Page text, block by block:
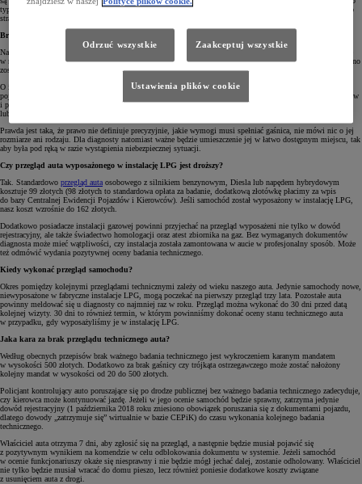
typu problem i uzna, że nie uda się go usunąć w warsztacie, może zatrzymać nasz dowód rejestracyjny, a auto
straci prawo do poruszania się po drogach publicznych.
Brak gaśnicy, brak przeglądu samochodu?
Na pozytywny wynik przeglądu ma wpływ nie tylko stan techniczny naszego samochodu, ale także to, co się
w nim znajduje. Przygotowując się do wizyty, warto również pamiętać o tym, że każde auto w Polsce powinno
zostać wyposażone w trójkąt ostrzegawczy oraz gaśnicę.
O ile z trójkątem zwykle nie ma problemu, gdyż jest on standardowym wyposażeniem praktycznie każdego
pojazdu wyprodukowanego w przeciągu ostatnich kilkudziesięciu lat, o tyle wokół gaśnic narosło wiele mitów
i półprawd. Według niektórych ekspertów gaśnica powinna zawierać minimum 1 kilogram środka gaśniczego
lub posiadać stosowną homologację.
Prawda jest taka, że prawo nie definiuje precyzyjnie, jakie wymogi musi spełniać gaśnica, nie mówi nic o jej
rozmiarze ani rodzaju. Dla diagnosty natomiast ważne będzie umieszczenie jej w łatwo dostępnym miejscu, tak
aby była pod ręką w razie wystąpienia niebezpiecznej sytuacji.
Czy przegląd auta wyposażonego w instalację LPG jest droższy?
Tak. Standardowo przegląd auta osobowego z silnikiem benzynowym, Diesla lub napędem hybrydowym
kosztuje 99 złotych (98 złotych to standardowa opłata za badanie, dodatkową złotówkę płacimy za wpis
do bazy Centralnej Ewidencji Pojazdów i Kierowców). Jeśli samochód został wyposażony w instalację LPG,
nasz koszt wzrośnie do 162 złotych.
Dodatkowo posiadacze instalacji gazowej powinni przyjechać na przegląd wyposażeni nie tylko w dowód
rejestracyjny, ale także świadectwo homologacji oraz atest zbiornika na gaz. Bez wymaganych dokumentów
diagnosta może mieć wątpliwości, czy instalacja została zamontowana w aucie w profesjonalny sposób. Może
też odmówić wydania pozytywnej oceny badania technicznego.
Kiedy wykonać przegląd samochodu?
Okres pomiędzy kolejnymi przeglądami technicznymi zależy od wieku naszego auta. Jedynie samochody nowe,
niewyposażone w fabryczne instalacje LPG, mogą poczekać na pierwszy przegląd trzy lata. Pozostałe auta
powinny meldować się u diagnosty co najmniej raz w roku. Przegląd można wykonać do 30 dni przed datą
kolejnej wizyty. 30 dni to również termin, w którym powinniśmy dokonać oceny stanu technicznego auta
w przypadku, gdy wyposażyliśmy je w instalację LPG.
Jaka kara za brak przeglądu technicznego auta?
Według obecnych przepisów brak ważnego badania technicznego jest wykroczeniem karanym mandatem
w wysokości 500 złotych. Dodatkowo za brak gaśnicy czy trójkąta ostrzegawczego może zostać nałożony
kolejny mandat w wysokości od 20 do 500 złotych.
Policjant kontrolujący auto poruszające się po drodze publicznej bez ważnego badania technicznego zadecyduje,
czy kierowca może kontynuować jazdę. Jeżeli w jego ocenie samochód będzie sprawny, zatrzyma jedynie
dowód rejestracyjny (1 października 2018 roku zniesiono obowiązek poruszania się z dokumentami pojazdu,
dlatego dowody „zatrzymuje się” wirtualnie w bazie CEPiK) do czasu wykonania kolejnego badania
technicznego.
Właściciel auta otrzyma 7 dni, aby zgłosić się na przegląd, a następnie będzie musiał pojawić się
z pozytywnym wynikiem na komendzie w celu odblokowania dokumentu w systemie. Jeżeli samochód
w ocenie funkcjonariuszy okaże się niesprawny i nie będzie mógł jechać dalej, zostanie odholowany. Właściciel
nie tylko będzie musiał wracać do domu pieszo, lecz również poniesie dodatkowe koszty związane
z usunięciem auta z drogi.
Odrzuć wszystkie Zaakceptuj wszystkie
Ustawienia plików cookie